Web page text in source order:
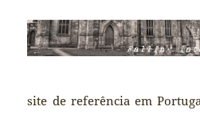
site de referência em